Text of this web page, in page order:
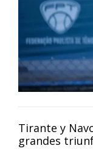
Tirante y
grandes